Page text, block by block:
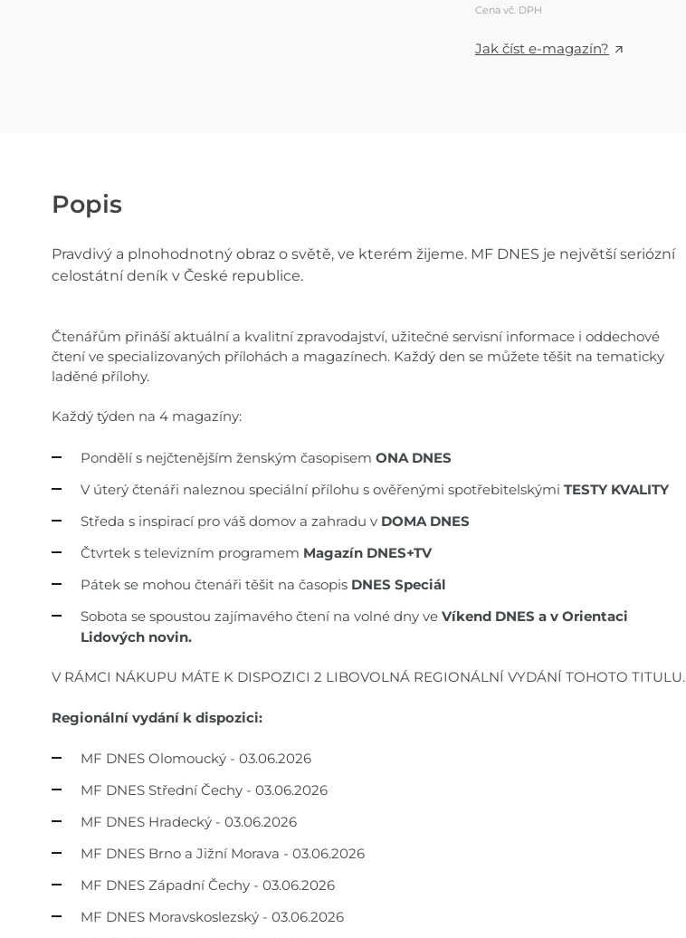
Cena vč. DPH
Jak číst e-magazín?
Popis
Pravdivý a plnohodnotný obraz o světě, ve kterém žijeme. MF DNES je největší seriózní
celostátní deník v České republice.
Čtenářům přináší aktuální a kvalitní zpravodajství, užitečné servisní informace i oddechové
čtení ve specializovaných přílohách a magazínech. Každý den se můžete těšit na tematicky
laděné přílohy.
Každý týden na 4 magazíny:
Pondělí s nejčtenějším ženským časopisem ONA DNES
V úterý čtenáři naleznou speciální přílohu s ověřenými spotřebitelskými TESTY KVALITY
Středa s inspirací pro váš domov a zahradu v DOMA DNES
Čtvrtek s televizním programem Magazín DNES+TV
Pátek se mohou čtenáři těšit na časopis DNES Speciál
Sobota se spoustou zajímavého čtení na volné dny ve Víkend DNES a v Orientaci
Lidových novin.
V RÁMCI NÁKUPU MÁTE K DISPOZICI 2 LIBOVOLNÁ REGIONÁLNÍ VYDÁNÍ TOHOTO TITULU.
Regionální vydání k dispozici:
MF DNES Olomoucký - 03.06.2026
MF DNES Střední Čechy - 03.06.2026
MF DNES Hradecký - 03.06.2026
MF DNES Brno a Jižní Morava - 03.06.2026
MF DNES Západní Čechy - 03.06.2026
MF DNES Moravskoslezský - 03.06.2026